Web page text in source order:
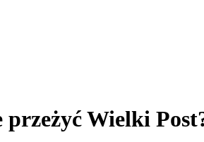
przeżyć Wielki